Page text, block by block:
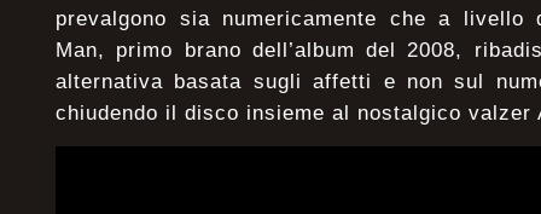
prevalgono sia numericamente che a livello
Man, primo brano dell’album del 2008,
alternativa basata sugli affetti e non sul
chiudendo il disco insieme al nostalgico valzer